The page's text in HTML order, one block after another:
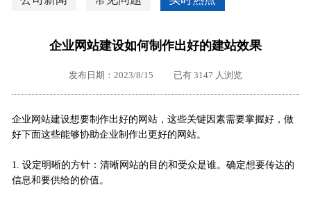
深一集团优势
外地客户专栏
工单提交
企业网站建设如何制作出好的建站效果
发布日期：2023/8/15 已有 3147 人浏览
企业网站建设想要制作出好的网站，这些关键因素需要掌握好，做
好下面这些能够协助企业制作出更好的网站。
1. 设定明晰的方针：清晰网站的目的和受众是谁。确定想要传达的
信息和要供给的价值。